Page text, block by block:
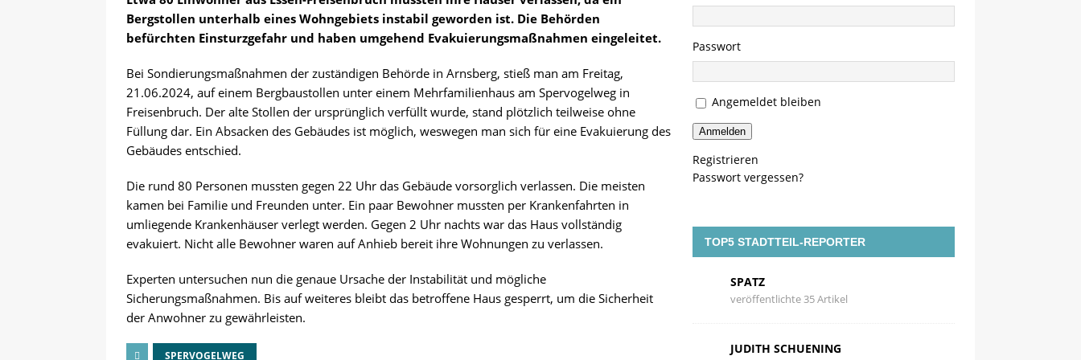
Bergstollen unterhalb eines Wohngebiets instabil geworden ist. Die Behörden
befürchten Einsturzgefahr und haben umgehend Evakuierungsmaßnahmen eingeleitet.
Bei Sondierungsmaßnahmen der zuständigen Behörde in Arnsberg, stieß man am Freitag,
21.06.2024, auf einem Bergbaustollen unter einem Mehrfamilienhaus am Spervogelweg in
Freisenbruch. Der alte Stollen der ursprünglich verfüllt wurde, stand plötzlich teilweise ohne
Füllung dar. Ein Absacken des Gebäudes ist möglich, weswegen man sich für eine Evakuierung des
Gebäudes entschied.
Die rund 80 Personen mussten gegen 22 Uhr das Gebäude vorsorglich verlassen. Die meisten
kamen bei Familie und Freunden unter. Ein paar Bewohner mussten per Krankenfahrten in
umliegende Krankenhäuser verlegt werden. Gegen 2 Uhr nachts war das Haus vollständig
evakuiert. Nicht alle Bewohner waren auf Anhieb bereit ihre Wohnungen zu verlassen.
Experten untersuchen nun die genaue Ursache der Instabilität und mögliche
Sicherungsmaßnahmen. Bis auf weiteres bleibt das betroffene Haus gesperrt, um die Sicherheit
der Anwohner zu gewährleisten.
SPERVOGELWEG
Passwort
Angemeldet bleiben
Anmelden
Registrieren
Passwort vergessen?
TOP5 STADTTEIL-REPORTER
SPATZ
veröffentlichte 35 Artikel
JUDITH SCHUENING